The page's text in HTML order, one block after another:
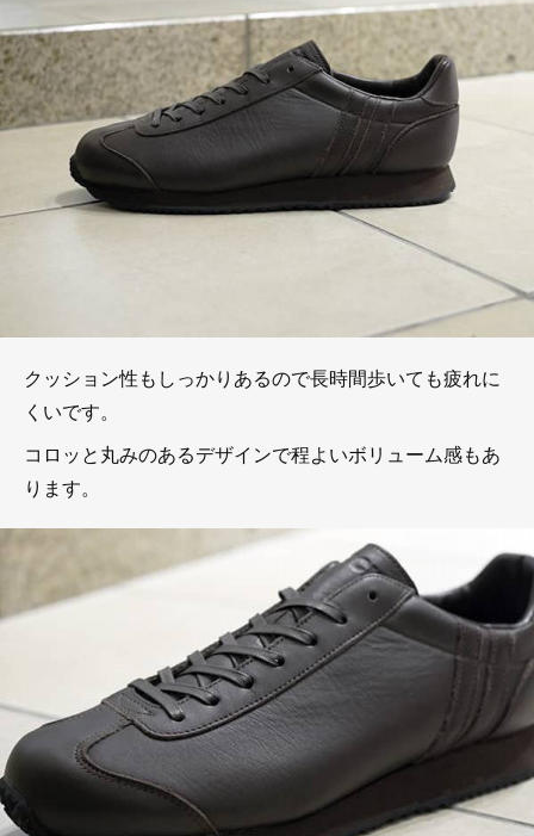
クッション性もしっかりあるので長時間歩いても疲れに
くいです。
コロッと丸みのあるデザインで程よいボリューム感もあ
ります。